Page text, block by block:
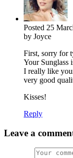
Posted 25
by Joyce
First, sorry for
Your
I really like
very good
Kisses!
Reply
Leave a